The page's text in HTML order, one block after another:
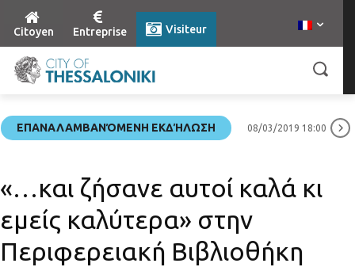
Citoyen Entreprise Visiteur
ΕΠΑΝΑΛΑΜΒΑΝΌΜΕΝΗ ΕΚΔΉΛΩΣΗ 08/03/2019 18:00
«…και ζήσανε αυτοί καλά κι
εμείς καλύτερα» στην
Περιφερειακή Βιβλιοθήκη